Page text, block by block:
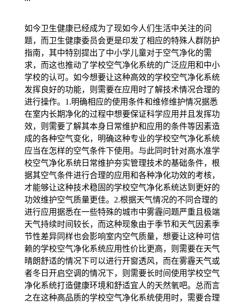
如今卫生健康已经成为了现如今人们生活中关注的问
题，而卫生健康委员会更是印发了相应的特殊人群防护
指南，其中特别提出了中小学儿童对于空气净化的需
求，而这也推动了学校空气净化系统的广泛应用和中小
学校的认可。如今想要让这种高效的学校空气净化系统
发挥良好的功能，则需要在应用时了解技术情况合理的
进行操作。1.明确相应的使用条件和维修维护情况据悉
在室内长期净化的过程中想要保证科学应用并且发挥功
效，则需要了解其本身日常维护和应用的条件等因素造
成的各种空气变化，明确这种专业的学校空气净化系统
应当在怎样的空气条件下使用。与此同时针对高水准学
校空气净化系统日常维护夯实管理技术的基础条件，根
据其空气条件进行合理的应用和各种净化功效的考核，
才能够让这种技术稳固的学校空气净化系统达到更好的
功效维护空气质量更佳。2.根据天气情况的不同合理的
进行应用据悉在一些特殊的城市中雾霾问题严重且极端
天气持续时间较长，而这种现象由于季节和天气因素季
节性差异同样也会影响室内空气质量，想要让这种可信
赖的学校空气净化系统应用性价比更高，则需要在天气
晴朗舒适的情况下可以进行开窗透风，而在雾霾天气或
者冬日开启空调的情况下，则需要长时间使用学校空气
净化系统打造健康环境和舒适宜人的天然氧吧。总而言
之在这种高品质的学校空气净化系统使用时，需要合理